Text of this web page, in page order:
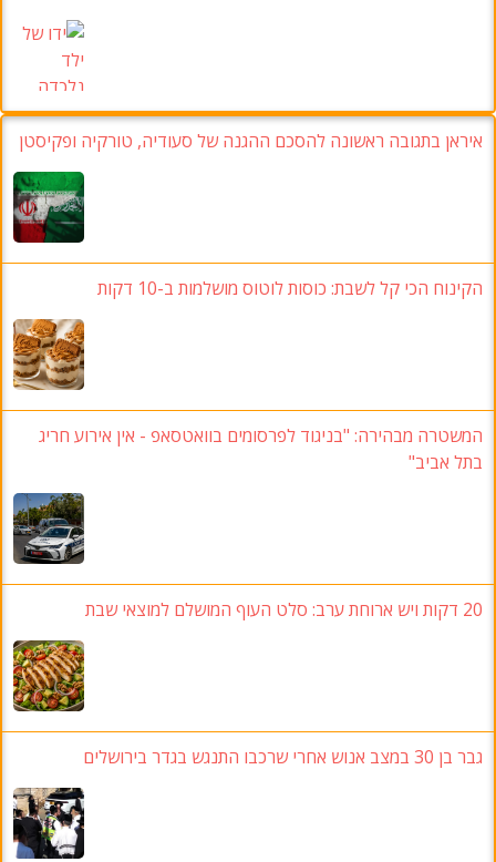
בתגובה ראשונה להסכם ההגנה של סעודיה, טורקיה ופקיסטן
הכי קל לשבת: כוסות לוטוס מושלמות ב-10 דקות
מבהירה: "בניגוד לפרסומים בוואטסאפ - אין אירוע חריג
אביב"
אנוש אחרי שרכבו התנגש בגדר בירושלים